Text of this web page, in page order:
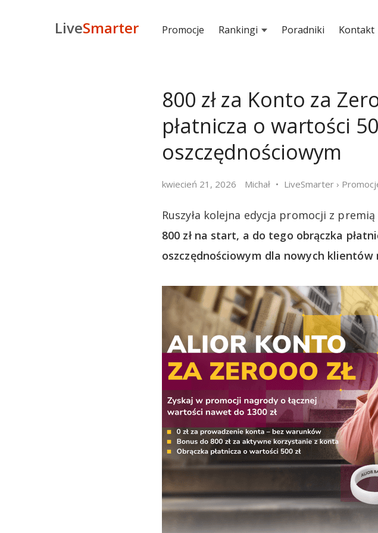
LiveSmarter Promocje Rankingi Poradniki Kontakt
800 zł za Konto za
płatnicza o wartości
oszczędnościowym
kwiecień 21, 2026 Michał LiveSmarter ›
Ruszyła kolejna edycja promocji z premią
800 zł na start, a do tego obrączka
oszczędnościowym dla nowych klientów